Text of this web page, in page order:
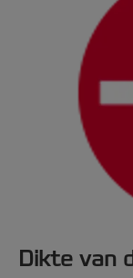
Dikte van